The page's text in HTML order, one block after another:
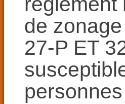
de
27-P ET